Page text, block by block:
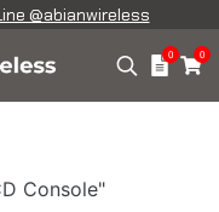
@abianwireless
0 0
Console"